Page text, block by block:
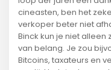
cineasten, ben het
verkoper beter niet
Binck kun je niet
van belang. Je zou
Bitcoins, taxateurs en